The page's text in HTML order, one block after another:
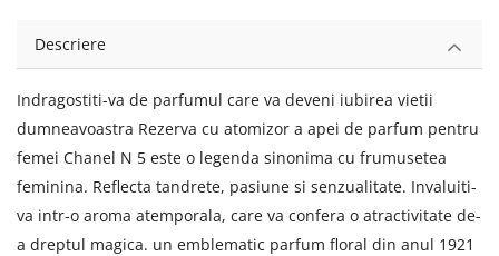
Descriere
Indragostiti-va de parfumul care va deveni iubirea vietii
dumneavoastra Rezerva cu atomizor a apei de parfum pentru
femei Chanel N 5 este o legenda sinonima cu frumusetea
feminina. Reflecta tandrete, pasiune si senzualitate. Invaluiti-
va intr-o aroma atemporala, care va confera o atractivitate de-
a dreptul magica. un emblematic parfum floral din anul 1921